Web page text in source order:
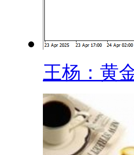
王杨：黄